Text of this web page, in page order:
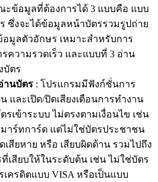
ะข้อมูลที่ต้องการได้ 3 แบบคือ แบบ
ซึ่งจะได้ข้อมูลหน้าบัตรรวมรูปถ่าย
มูลตัวอักษร เหมาะสำหรับการ
ความรวดเร็ว และแบบที่ 3 อ่าน
บัตร
านบัตร : โปรแกรมมีฟังก์ชั่นการ
และเปิด/ปิดเสียงเตือนการทำงาน
เข้าระบบ ไม่ตรงตามเงื่อนไข เช่น
าร์ทการ์ด แต่ไม่ใช่บัตรประชาชน
สียหาย หรือ เสียบผิดด้าน รวมไปถึง
เสียบให้ในระดับต้น เช่น ไม่ใช่บัตร
ครดิตแบบ VISA หรือเป็นแบบ